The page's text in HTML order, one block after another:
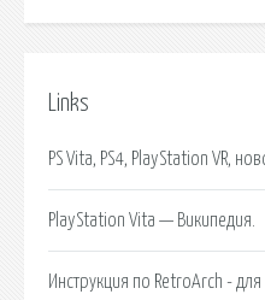
Links
PS Vita, PS4, PlayStation VR,
PlayStation Vita — Википедия.
Инструкция по RetroArch -